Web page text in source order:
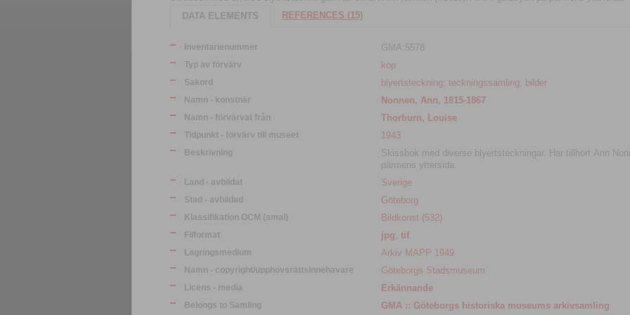
DATA ELEMENTS
REFERENCES (15)
Inventarienummer GMA:5578
Typ av förvärv köp
Sakord blyertsteckning teckningssamling bilder
Namn - konstnär Nonnen, Ann, 1815-1867
Namn - förvärvat från Thorburn, Louise
Tidpunkt - förvärv till museet 1943
Beskrivning
Skissbok med diverse blyertsteckningar. Har tillhört Ann
pärmens yttersida.
Land - avbildat Sverige
Stad - avbildad Göteborg
Klassifikation OCM (smal) Bildkonst (532)
Filformat jpg tif
Lagringsmedium Arkiv MAPP 1949
Namn - copyright/upphovsrättsinnehavare Göteborgs Stadsmuseum
Licens - media Erkännande
Belongs to Samling GMA :: Göteborgs historiska museums arkivsamling